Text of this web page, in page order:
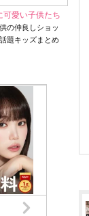
可愛い子供たち
の仲良しショッ
題キッズまとめ